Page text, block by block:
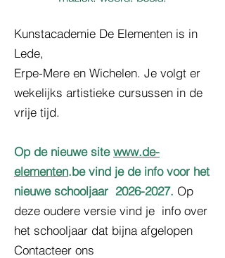
Kunstacademie De Elementen is in
Lede,
Erpe-Mere en Wichelen. Je volgt er
wekelijks artistieke cursussen in de
vrije tijd.
Op de nieuwe sitewww.de-
elementen.be vind je de info voor het
nieuwe schooljaar 2026-2027. Op
deze oudere versie vind je info over
het schooljaar dat bijna afgelopen
Contacteer ons